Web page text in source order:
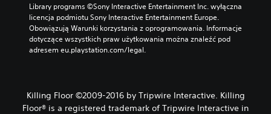
Library programs ©Sony Interactive Entertainment Inc. wyłączna
licencja podmiotu Sony Interactive Entertainment Europe.
Obowiązują Warunki korzystania z oprogramowania. Informacje
dotyczące wszystkich praw użytkowania można znaleźć pod
adresem eu.playstation.com/legal.
Killing Floor ©2009-2016 by Tripwire Interactive. Killing
Floor® is a registered trademark of Tripwire Interactive in